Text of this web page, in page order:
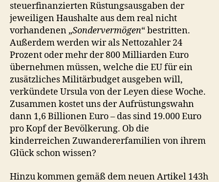
steuerfinanzierten Rüstungsausgaben der
jeweiligen Haushalte aus dem real nicht
vorhandenen „Sondervermögen“ bestritten.
Außerdem werden wir als Nettozahler 24
Prozent oder mehr der 800 Milliarden Euro
übernehmen müssen, welche die EU für ein
zusätzliches Militärbudget ausgeben will,
verkündete Ursula von der Leyen diese Woche.
Zusammen kostet uns der Aufrüstungswahn
dann 1,6 Billionen Euro – das sind 19.000 Euro
pro Kopf der Bevölkerung. Ob die
kinderreichen Zuwandererfamilien von ihrem
Glück schon wissen?
Hinzu kommen gemäß dem neuen Artikel 143h